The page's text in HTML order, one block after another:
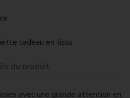
cadeau en tissu
du produit
avec une grande attention en